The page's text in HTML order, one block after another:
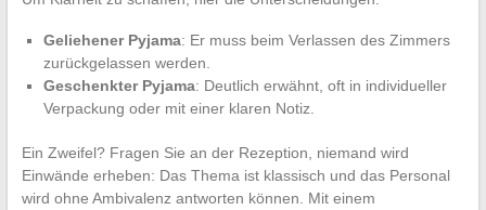
Geliehener Pyjama: Er muss beim Verlassen des Zimmers
zurückgelassen werden.
Geschenkter Pyjama: Deutlich erwähnt, oft in individueller
Verpackung oder mit einer klaren Notiz.
Ein Zweifel? Fragen Sie an der Rezeption, niemand wird
Einwände erheben: Das Thema ist klassisch und das Personal
wird ohne Ambivalenz antworten können. Mit einem